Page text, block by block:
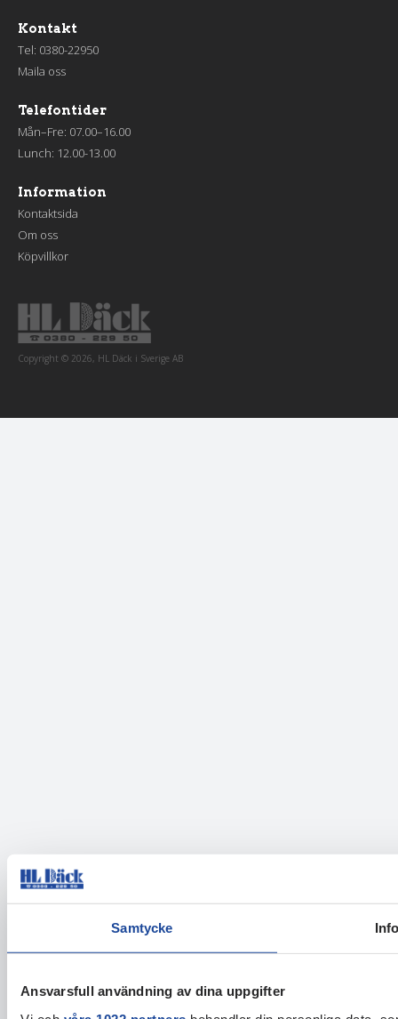
Samtycke
Ansvarsfull användning av dina uppgifter
Kontakt
Tel: 0380-22950
Maila oss
Telefontider
Mån–Fre: 07.00–16.00
Lunch: 12.00-13.00
Information
Kontaktsida
Om oss
Köpvillkor
Copyright © 2026, HL Däck i Sverige AB